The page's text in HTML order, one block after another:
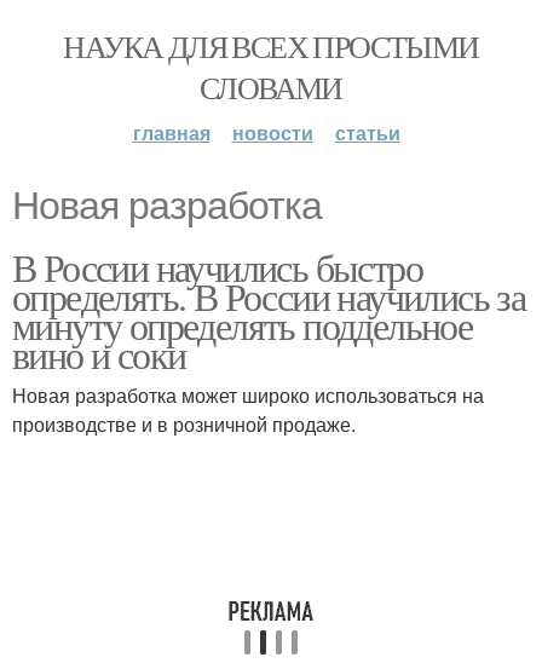
НАУКА ДЛЯ ВСЕХ ПРОСТЫМИ
СЛОВАМИ
главная новости статьи
Новая разработка
В России научились быстро
определять. В России научились за
минуту определять поддельное
вино и соки
Новая разработка может широко использоваться на
производстве и в розничной продаже.